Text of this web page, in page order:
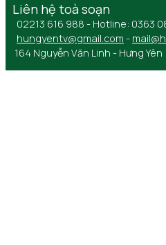
Liên hệ toà soạn
02213 616 988 - Hotline: 0363
hungyentv@gmail.com -
164 Nguyễn Văn Linh - Hưng Yên